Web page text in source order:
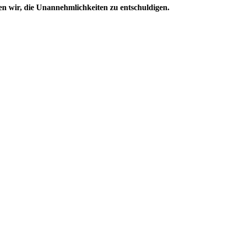
wir, die Unannehmlichkeiten zu entschuldigen.